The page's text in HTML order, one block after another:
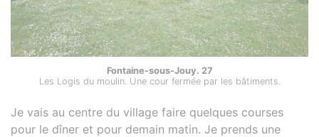
Fontaine-sous-Jouy. 27
Les Logis du moulin. Une cour fermée par les bâtiments.
Je vais au centre du village faire quelques courses
pour le dîner et pour demain matin. Je prends une